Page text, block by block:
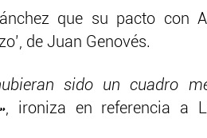
que su pacto con
de Juan Genovés.
sido un cuadro
, ironiza en referencia a